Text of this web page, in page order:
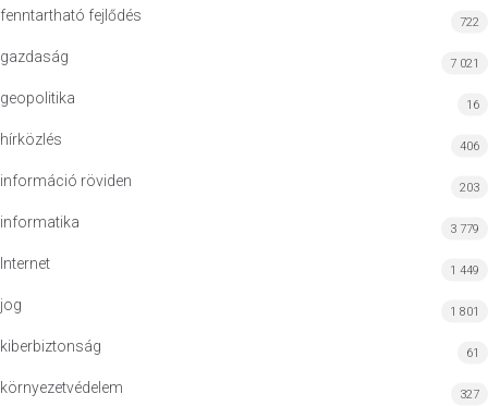
fenntartható fejlődés 722
gazdaság 7 021
geopolitika 16
hírközlés 406
információ röviden 203
informatika 3 779
Internet 1 449
jog 1 801
kiberbiztonság 61
környezetvédelem 327